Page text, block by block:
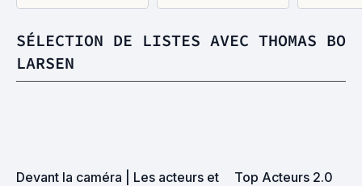
SÉLECTION DE LISTES AVEC THOMAS BO
LARSEN
Devant la caméra | Les acteurs et
Top Acteurs 2.0